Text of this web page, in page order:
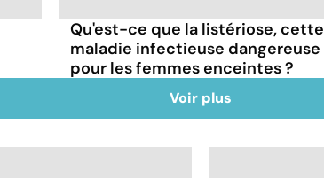
Qu'est-ce que la listériose, cette
maladie infectieuse dangereuse
pour les femmes enceintes ?
Voir plus